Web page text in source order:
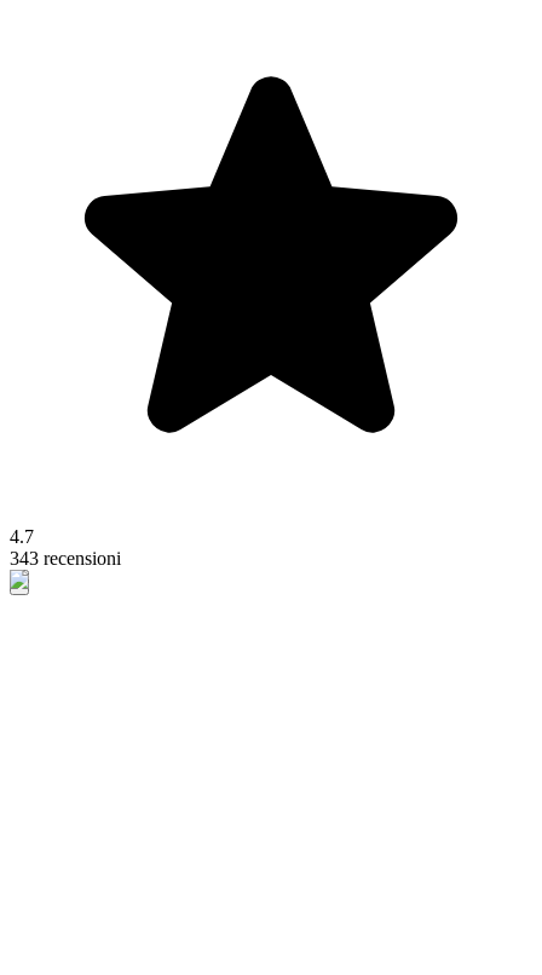
4.7
343 recensioni